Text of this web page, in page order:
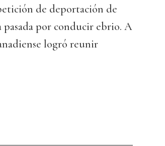
de deportación de
pasada por conducir ebrio. A
logró reunir